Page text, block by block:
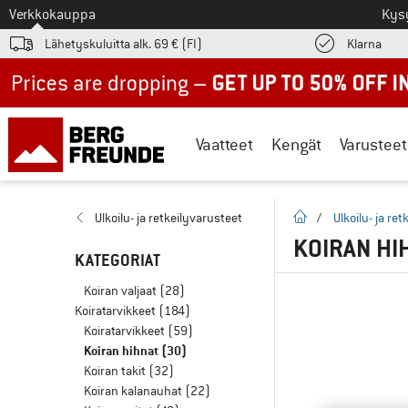
Tästä siirtyäksesi
Verkkokauppa
Lähetyskuluitta alk. 69 € (FI) Klarna
Vaatteet Kengät Varusteet
Ulkoilu- ja retkeilyvarusteet
KATEGORIAT
Koiran valjaat (28)
Koiratarvikkeet (184)
Koiratarvikkeet (59)
Koiran hihnat (30)
Koiran takit (32)
Koiran kalanauhat (22)
Kotisivu
/ Ulkoilu- ja
KOIRAN